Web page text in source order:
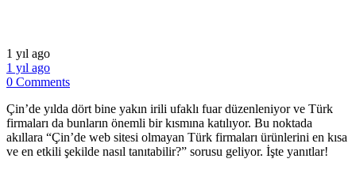
1 yıl ago
1 yıl ago
0 Comments
Çin’de yılda dört bine yakın irili ufaklı fuar düzenleniyor ve Türk
firmaları da bunların önemli bir kısmına katılıyor. Bu noktada
akıllara “Çin’de web sitesi olmayan Türk firmaları ürünlerini en kısa
ve en etkili şekilde nasıl tanıtabilir?” sorusu geliyor. İşte yanıtlar!